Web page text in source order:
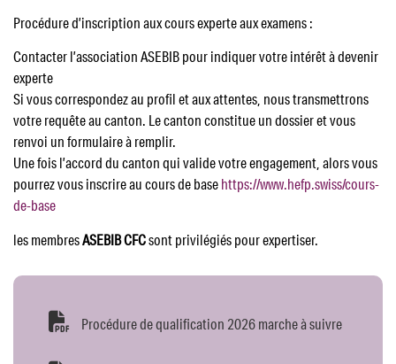
Procédure d’inscription aux cours experte aux examens :
Contacter l’association ASEBIB pour indiquer votre intérêt à devenir
experte
Si vous correspondez au profil et aux attentes, nous transmettrons
votre requête au canton. Le canton constitue un dossier et vous
renvoi un formulaire à remplir.
Une fois l’accord du canton qui valide votre engagement, alors vous
pourrez vous inscrire au cours de basehttps://www.hefp.swiss/cours-
de-base
les membresASEBIB CFCsont privilégiés pour expertiser.
Procédure de qualification 2026 marche à suivre